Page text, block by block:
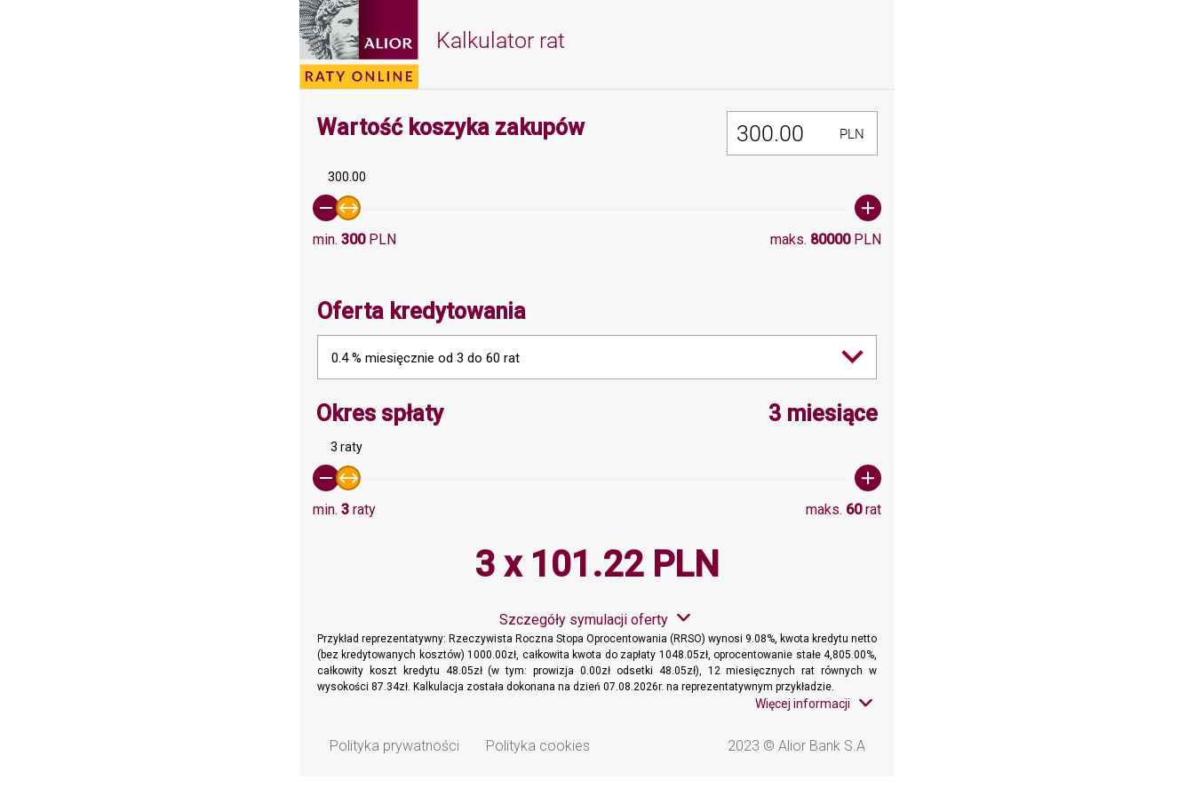
Kalkulator rat
Wartość koszyka zakupówMinimalna wartość 300, Maksymalna wartośc: 80000
PLN
300.00
min. 300PLN maks. 80000PLN
Oferta kredytowania
0.4 % miesięcznie od 3 do 60 rat
Okres spłatyMinimalna wartość 3, Maksymalna wartośc: 60
3 miesiące
3 raty
min. 3 raty maks. 60rat
3 x 101.22 PLN
Szczegóły symulacji oferty
Przykład reprezentatywny: Rzeczywista Roczna Stopa Oprocentowania (RRSO) wynosi 9.08%, kwota kredytu netto
(bez kredytowanych kosztów) 1000.00zł, całkowita kwota do zapłaty 1048.05zł, oprocentowanie stałe 4,805.00%,
całkowity koszt kredytu 48.05zł (w tym: prowizja 0.00zł odsetki 48.05zł), 12 miesięcznych rat równych w
wysokości 87.34zł. Kalkulacja została dokonana na dzień 07.08.2026r. na reprezentatywnym przykładzie.
Więcej informacji
Polityka prywatności Polityka cookies 2023 © Alior Bank S.A